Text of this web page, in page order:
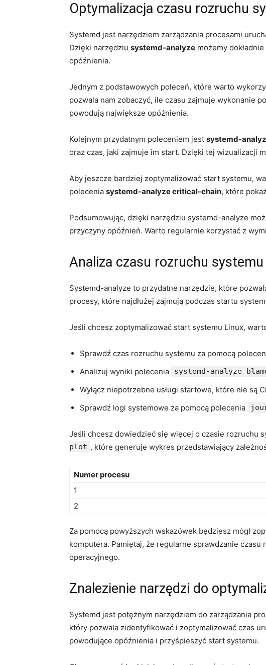
Optymalizacja czasu rozruchu
Systemd jest narzędziem zarządzania procesami
Dzięki ⁤narzędziu systemd-analyze ​możemy
opóźnienia.
Jednym z podstawowych poleceń, które⁣ warto
pozwala nam zobaczyć, ile czasu zajmuje wykonanie
powodują największe opóźnienia.
Kolejnym przydatnym poleceniem jest⁣ systemd-
oraz czas, jaki zajmuje im ⁢start. Dzięki ⁤tej wizualizacji
Aby jeszcze bardziej zoptymalizować start systemu,
polecenia systemd-analyze critical-chain, które
Podsumowując, ⁣dzięki narzędziu systemd-analyze
przyczyny opóźnień. Warto regularnie korzystać z
Analiza czasu ⁢rozruchu
Systemd-analyze ⁢to przydatne narzędzie, które
procesy, które ​najdłużej zajmują podczas startu
Jeśli chcesz ⁤zoptymalizować start systemu Linux,‍
Sprawdź⁣ czas rozruchu systemu za pomocą
Analizuj wyniki polecenia
systemd-analyze
Wyłącz niepotrzebne usługi startowe, które nie są
Sprawdź logi systemowe za pomocą polecenia
Jeśli ‌chcesz dowiedzieć⁤ się więcej o czasie rozruchu
plot , które generuje wykres przedstawiający
Numer procesu
1
2
Za pomocą powyższych wskazówek będziesz ‍mógł
‌komputera.‍ Pamiętaj, że ⁤regularne⁢ sprawdzanie
operacyjnego.
Znalezienie narzędzi do
Systemd jest potężnym narzędziem do ‌zarządzania
⁢który pozwala ⁣zidentyfikować i zoptymalizować czas
powodujące opóźnienia i przyśpieszyć start systemu.